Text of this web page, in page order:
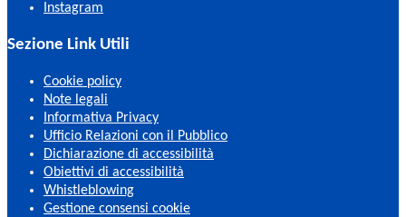
Instagram
Sezione Link Utili
Cookie policy
Note legali
Informativa Privacy
Ufficio Relazioni con il Pubblico
Dichiarazione di accessibilità
Obiettivi di accessibilità
Whistleblowing
Gestione consensi cookie